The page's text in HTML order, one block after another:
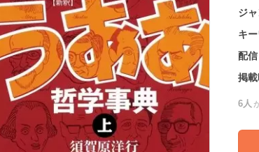
ジ
キ
配信
掲載
6人